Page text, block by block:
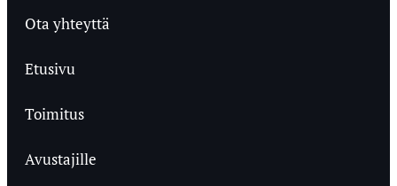
Ota yhteyttä
Etusivu
Toimitus
Avustajille